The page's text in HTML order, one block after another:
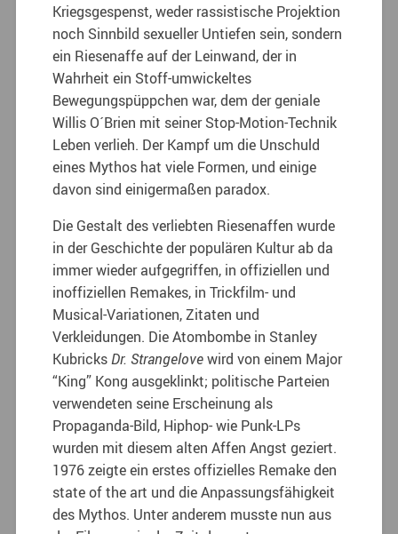
Kriegsgespenst, weder rassistische Projektion
noch Sinnbild sexueller Untiefen sein, sondern
ein Riesenaffe auf der Leinwand, der in
Wahrheit ein Stoff-umwickeltes
Bewegungspüppchen war, dem der geniale
Willis O´Brien mit seiner Stop-Motion-Technik
Leben verlieh. Der Kampf um die Unschuld
eines Mythos hat viele Formen, und einige
davon sind einigermaßen paradox.
Die Gestalt des verliebten Riesenaffen wurde
in der Geschichte der populären Kultur ab da
immer wieder aufgegriffen, in offiziellen und
inoffiziellen Remakes, in Trickfilm- und
Musical-Variationen, Zitaten und
Verkleidungen. Die Atombombe in Stanley
KubricksDr. Strangelovewird von einem Major
“King” Kong ausgeklinkt; politische Parteien
verwendeten seine Erscheinung als
Propaganda-Bild, Hiphop- wie Punk-LPs
wurden mit diesem alten Affen Angst geziert.
1976 zeigte ein erstes offizielles Remake den
state of the art und die Anpassungsfähigkeit
des Mythos. Unter anderem musste nun aus